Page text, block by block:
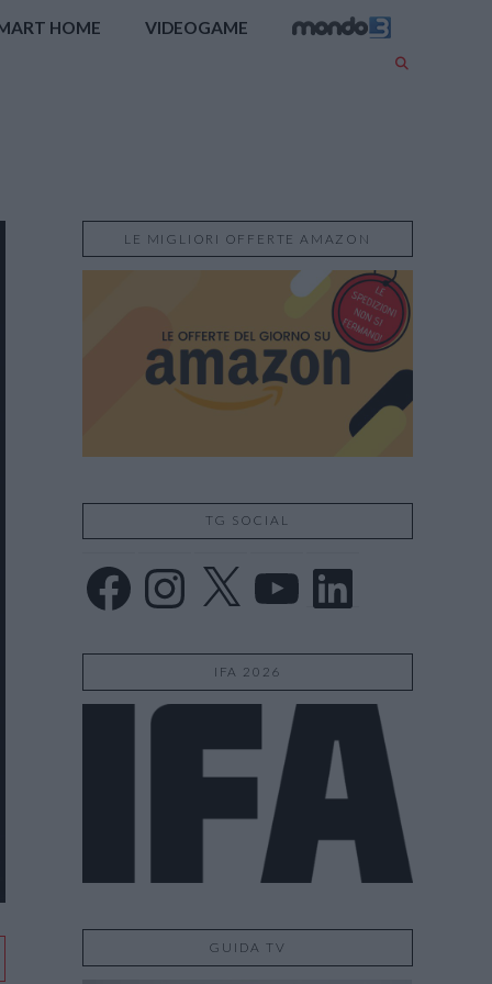
HOME VIDEOGAME
LE MIGLIORI OFFERTE AMAZON
TG SOCIAL
Facebook Instagram YouTube LinkedIn
IFA 2026
GUIDA TV